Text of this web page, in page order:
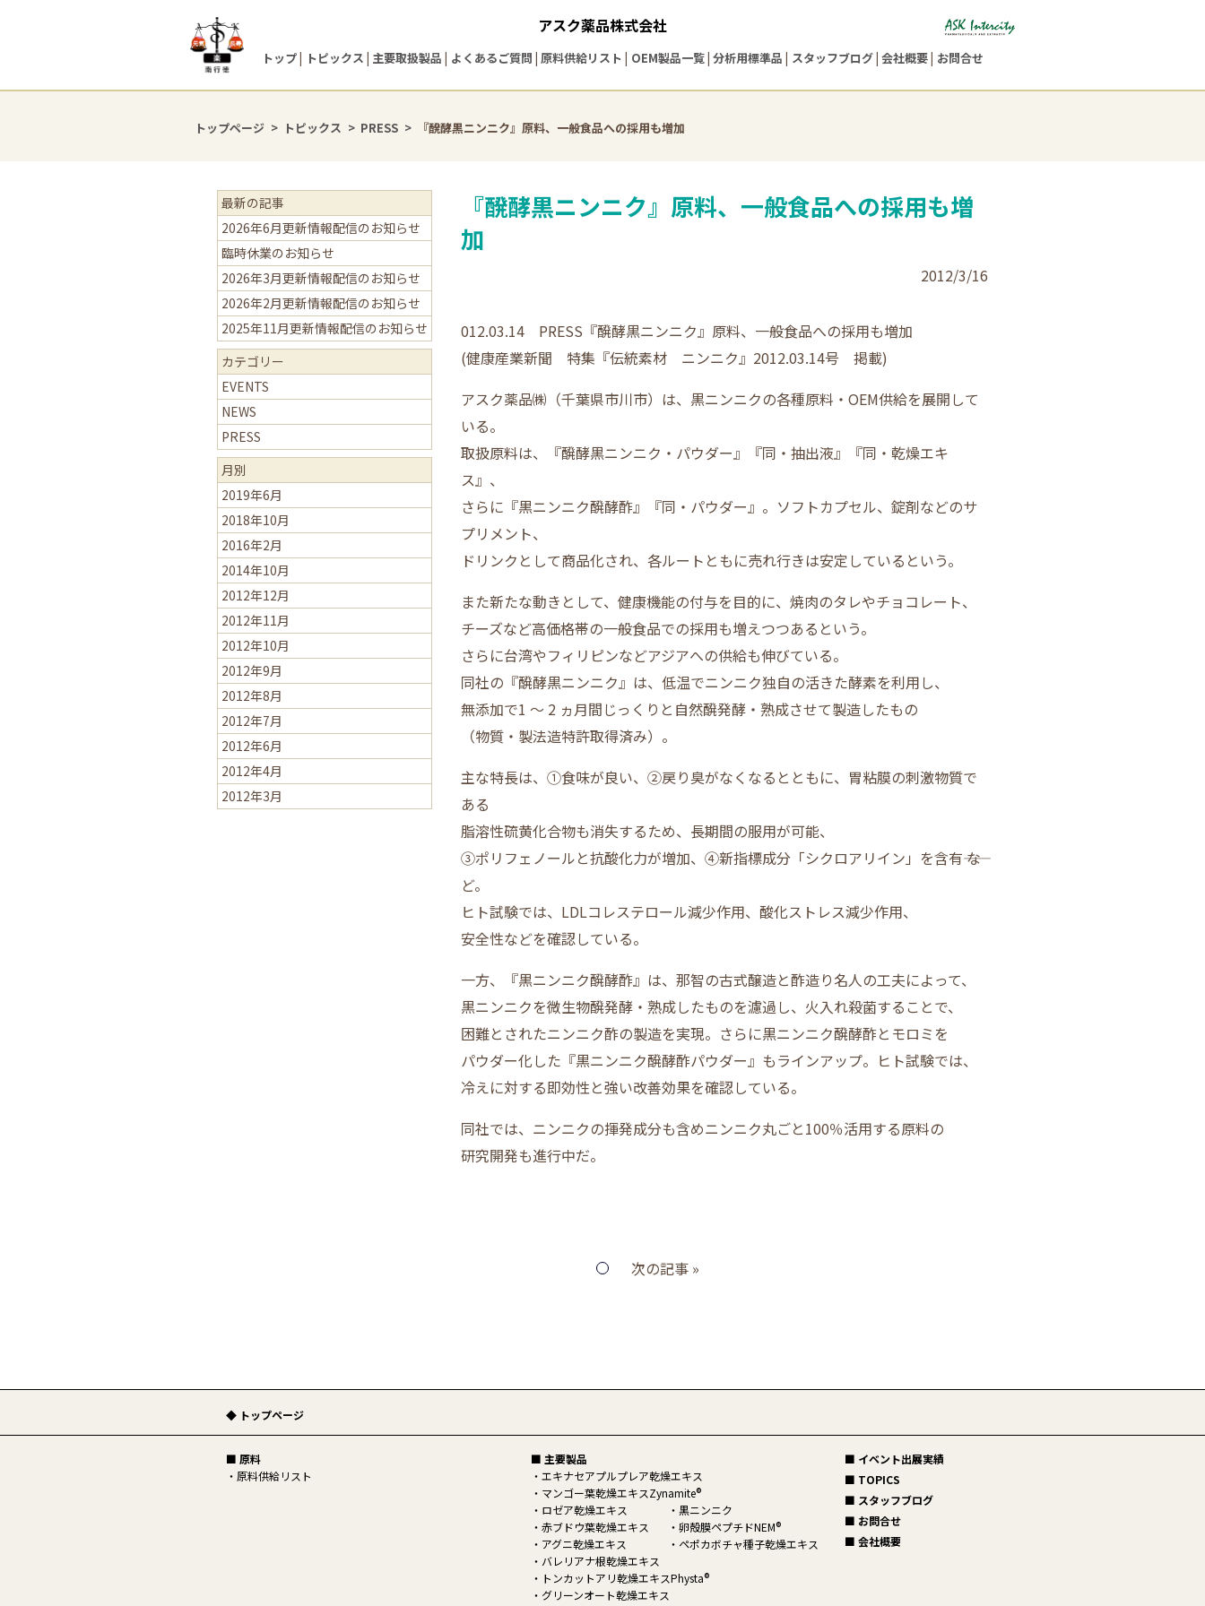
アスク薬品株式会社
トップ トピックス 主要取扱製品 よくあるご質問 原料供給リスト OEM製品一覧 分析用標準品 スタッフブログ 会社概要 お問合せ
トップページ トピックス PRESS 『醗酵黒ニンニク』原料、一般食品への採用も増加
『醗酵黒ニンニク』原料、一般食品への採用も増
加
2012/3/16
012.03.14 PRESS『醗酵黒ニンニク』原料、一般食品への採用も増加
(健康産業新聞 特集『伝統素材 ニンニク』2012.03.14号 掲載)
アスク薬品㈱（千葉県市川市）は、黒ニンニクの各種原料・OEM供給を展開して
いる。
取扱原料は、『醗酵黒ニンニク・パウダー』『同・抽出液』『同・乾燥エキ
ス』、
さらに『黒ニンニク醗酵酢』『同・パウダー』。ソフトカプセル、錠剤などのサ
プリメント、
ドリンクとして商品化され、各ルートともに売れ行きは安定しているという。
また新たな動きとして、健康機能の付与を目的に、焼肉のタレやチョコレート、
チーズなど高価格帯の一般食品での採用も増えつつあるという。
さらに台湾やフィリピンなどアジアへの供給も伸びている。
同社の『醗酵黒ニンニク』は、低温でニンニク独自の活きた酵素を利用し、
無添加で1 ～ 2 ヵ月間じっくりと自然醗発酵・熟成させて製造したもの
（物質・製法造特許取得済み）。
主な特長は、①食味が良い、②戻り臭がなくなるとともに、胃粘膜の刺激物質で
ある
脂溶性硫黄化合物も消失するため、長期間の服用が可能、
③ポリフェノールと抗酸化力が増加、④新指標成分「シクロアリイン」を含有―― な
ど。
ヒト試験では、LDLコレステロール減少作用、酸化ストレス減少作用、
安全性などを確認している。
一方、『黒ニンニク醗酵酢』は、那智の古式醸造と酢造り名人の工夫によって、
黒ニンニクを微生物醗発酵・熟成したものを濾過し、火入れ殺菌することで、
困難とされたニンニク酢の製造を実現。さらに黒ニンニク醗酵酢とモロミを
パウダー化した『黒ニンニク醗酵酢パウダー』もラインアップ。ヒト試験では、
冷えに対する即効性と強い改善効果を確認している。
同社では、ニンニクの揮発成分も含めニンニク丸ごと100％活用する原料の
研究開発も進行中だ。
最新の記事
2026年6月更新情報配信のお知らせ
臨時休業のお知らせ
2026年3月更新情報配信のお知らせ
2026年2月更新情報配信のお知らせ
2025年11月更新情報配信のお知らせ
カテゴリー
EVENTS
NEWS
PRESS
月別
2019年6月
2018年10月
2016年2月
2014年10月
2012年12月
2012年11月
2012年10月
2012年9月
2012年8月
2012年7月
2012年6月
2012年4月
2012年3月
次の記事 »
◆ トップページ
■ 原料
原料供給リスト
■ 主要製品
エキナセアプルプレア乾燥エキス
マンゴー葉乾燥エキスZynamite®
ロゼア乾燥エキス
黒ニンニク
赤ブドウ葉乾燥エキス
卵殻膜ペプチドNEM®
アグニ乾燥エキス
ペポカボチャ種子乾燥エキス
バレリアナ根乾燥エキス
トンカットアリ乾燥エキスPhysta®
グリーンオート乾燥エキス
■ イベント出展実績
■ TOPICS
■ スタッフブログ
■ お問合せ
■ 会社概要